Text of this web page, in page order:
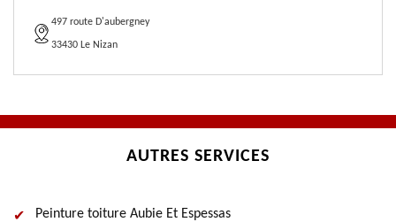
497 route D'aubergney
33430 Le Nizan
AUTRES SERVICES
Peinture toiture Aubie Et Espessas